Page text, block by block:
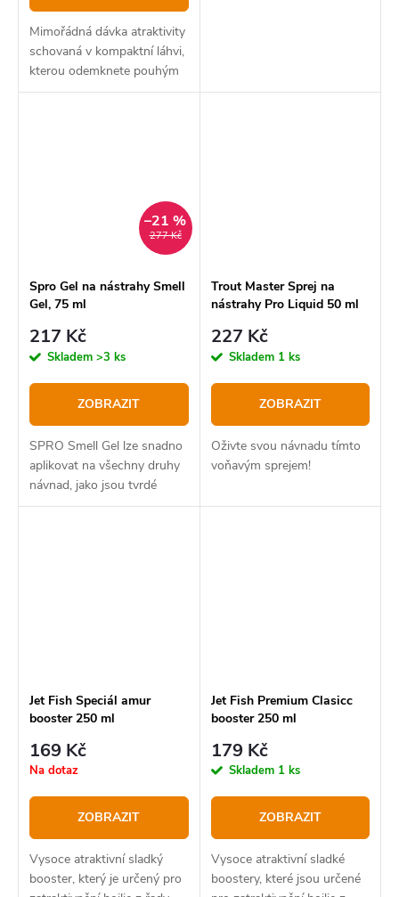
Mimořádná dávka atraktivity
schovaná v kompaktní láhvi,
kterou odemknete pouhým
jedním stisknutím prstu.
277 Kč
–21 %
Spro Gel na nástrahy Smell
Gel, 75 ml
217 Kč
Skladem >3 ks
ZOBRAZIT
SPRO Smell Gel lze snadno
aplikovat na všechny druhy
návnad, jako jsou tvrdé
návnady, měkké návnady a
Trout Master Sprej na
nástrahy Pro Liquid 50 ml
227 Kč
Skladem 1 ks
ZOBRAZIT
Oživte svou návnadu tímto
voňavým sprejem!
Jet Fish Speciál amur
booster 250 ml
169 Kč
Na dotaz
ZOBRAZIT
Vysoce atraktivní sladký
booster, který je určený pro
Jet Fish Premium Clasicc
booster 250 ml
179 Kč
Skladem 1 ks
ZOBRAZIT
Vysoce atraktivní sladké
boostery, které jsou určené